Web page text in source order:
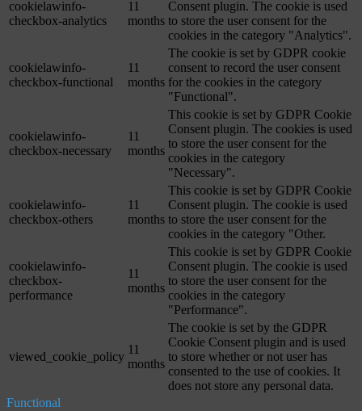
cookielawinfo-
checkbox-analytics
11
months
Consent plugin. The cookie is used
to store the user consent for the
cookies in the category "Analytics".
cookielawinfo-
checkbox-functional
11
months
The cookie is set by GDPR cookie
consent to record the user consent
for the cookies in the category
"Functional".
cookielawinfo-
checkbox-necessary
11
months
This cookie is set by GDPR Cookie
Consent plugin. The cookies is used
to store the user consent for the
cookies in the category
"Necessary".
cookielawinfo-
checkbox-others
11
months
This cookie is set by GDPR Cookie
Consent plugin. The cookie is used
to store the user consent for the
cookies in the category "Other.
cookielawinfo-
checkbox-
performance
11
months
This cookie is set by GDPR Cookie
Consent plugin. The cookie is used
to store the user consent for the
cookies in the category
"Performance".
viewed_cookie_policy
11
months
The cookie is set by the GDPR
Cookie Consent plugin and is used
to store whether or not user has
consented to the use of cookies. It
does not store any personal data.
Functional